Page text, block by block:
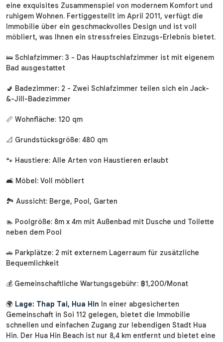
eine exquisites Zusammenspiel von modernem Komfort und
ruhigem Wohnen. Fertiggestellt im April 2011, verfügt die
Immobilie über ein geschmackvolles Design und ist voll
möbliert, was Ihnen ein stressfreies Einzugs-Erlebnis bietet.
🛌 Schlafzimmer: 3 - Das Hauptschlafzimmer ist mit eigenem
Bad ausgestattet
🚽 Badezimmer: 2 - Zwei Schlafzimmer teilen sich ein Jack-
&-Jill-Badezimmer
📏 Wohnfläche: 120 qm
📐 Grundstücksgröße: 480 qm
🐾 Haustiere: Alle Arten von Haustieren erlaubt
🛋 Möbel: Voll möbliert
🏞 Aussicht: Berge, Pool, Garten
🏊 Poolgröße: 8m x 4m mit Außenbad mit Dusche und Toilette
neben dem Pool
🚗 Parkplätze: 2 mit externem Lagerraum für zusätzliche
Bequemlichkeit
💰 Gemeinschaftliche Wartungsgebühr: ฿1,200/Monat
🌍 Lage: Thap Tai, Hua Hin In einer abgesicherten
Gemeinschaft in Soi 112 gelegen, bietet die Immobilie
schnellen und einfachen Zugang zur lebendigen Stadt Hua
Hin. Der Hua Hin Beach ist nur 8,4 km entfernt und bietet eine